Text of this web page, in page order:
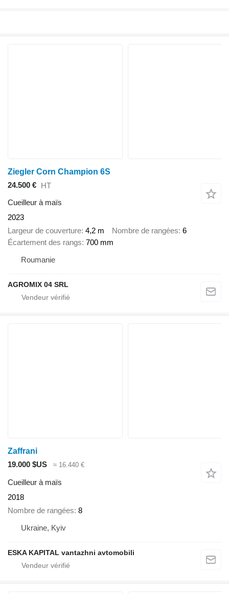
Ziegler Corn Champion 6S
24.500 € HT
Cueilleur à maïs
2023
Largeur de couverture 4,2 m Nombre de rangées 6
Écartement des rangs 700 mm
Roumanie
AGROMIX 04 SRL
Zaffrani
19.000 $US
≈ 16.440 €
Cueilleur à maïs
2018
Nombre de rangées 8
Ukraine, Kyiv
ESKA KAPITAL vantazhni avtomobili